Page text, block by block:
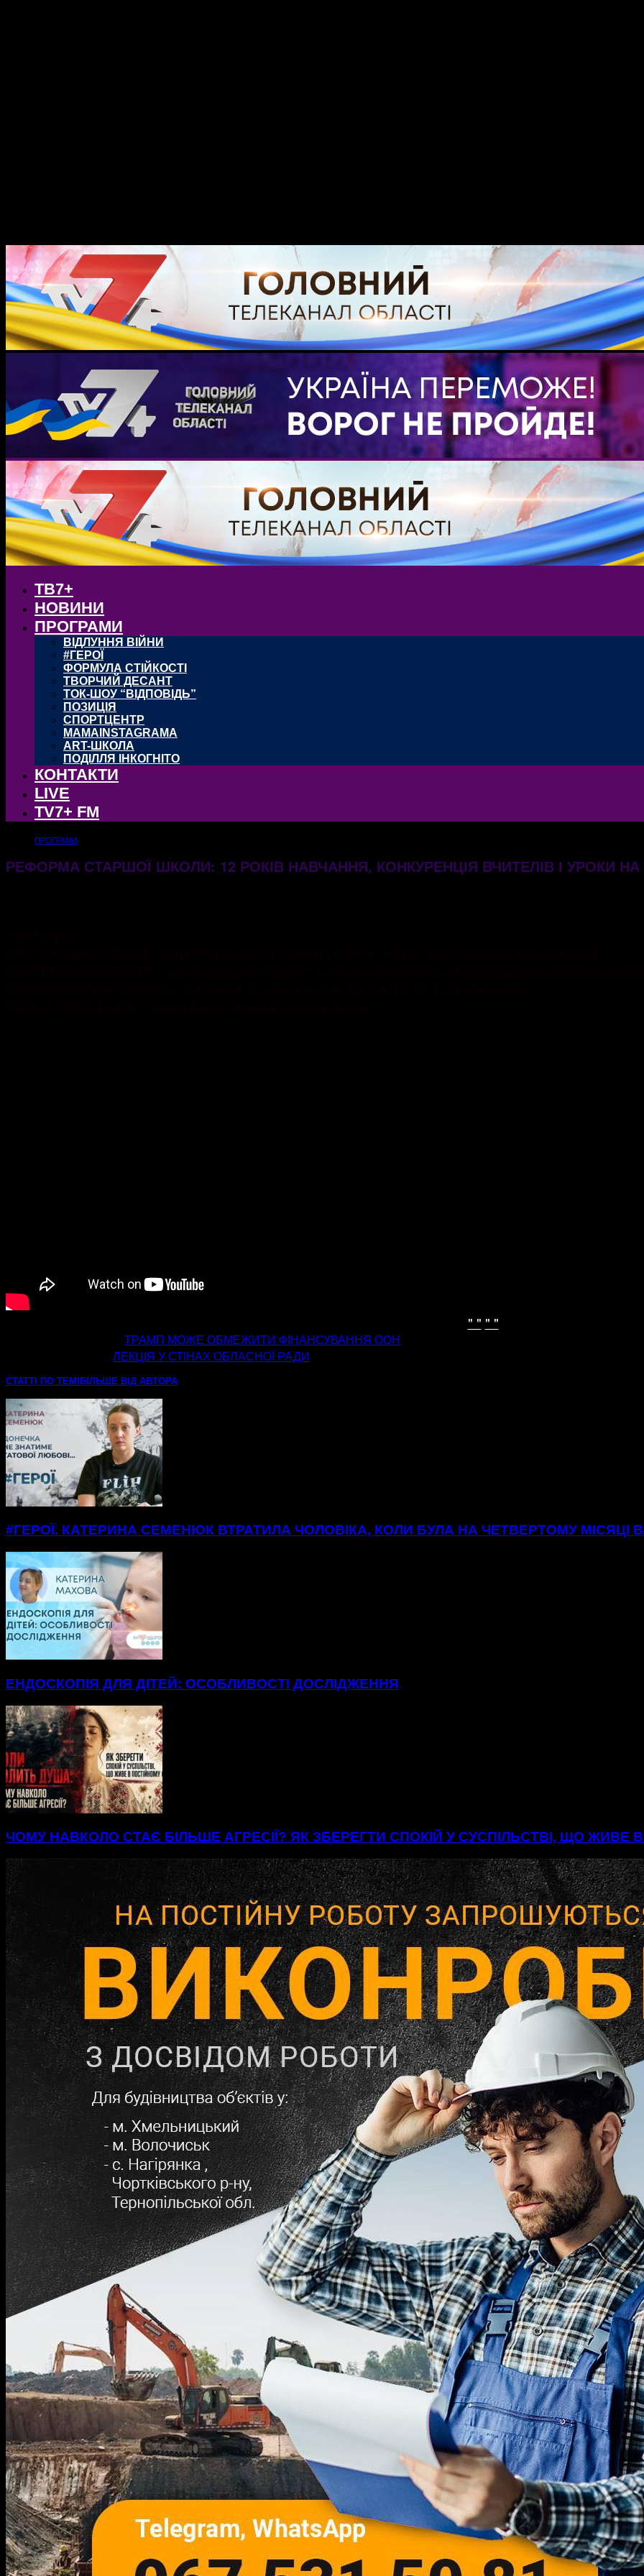
ТВ7+
НОВИНИ
ПРОГРАМИ
ВІДЛУННЯ ВІЙНИ
#ГЕРОЇ
ФОРМУЛА СТІЙКОСТІ
ТВОРЧИЙ ДЕСАНТ
ТОК-ШОУ “ВІДПОВІДЬ”
ПОЗИЦІЯ
СПОРТЦЕНТР
MAMAINSTAGRAMA
ART-ШКОЛА
ПОДІЛЛЯ ІНКОГНІТО
КОНТАКТИ
LIVE
TV7+ FM
ПРОГРАМИ
РЕФОРМА СТАРШОЇ ШКОЛИ: 12 РОКІВ НАВЧАННЯ, КОНКУРЕНЦІЯ ВЧИТЕЛІВ І УРОКИ НА
" " " "
ТРАМП МОЖЕ ОБМЕЖИТИ ФІНАНСУВАННЯ ООН
ЛЕКЦІЯ У СТІНАХ ОБЛАСНОЇ РАДИ
СТАТТІ ПО ТЕМІ БІЛЬШЕ ВІД АВТОРА
#ГЕРОЇ. КАТЕРИНА СЕМЕНЮК ВТРАТИЛА ЧОЛОВІКА, КОЛИ БУЛА НА ЧЕТВЕРТОМУ МІСЯЦІ
ЕНДОСКОПІЯ ДЛЯ ДІТЕЙ: ОСОБЛИВОСТІ ДОСЛІДЖЕННЯ
ЧОМУ НАВКОЛО СТАЄ БІЛЬШЕ АГРЕСІЇ? ЯК ЗБЕРЕГТИ СПОКІЙ У СУСПІЛЬСТВІ, ЩО ЖИВЕ